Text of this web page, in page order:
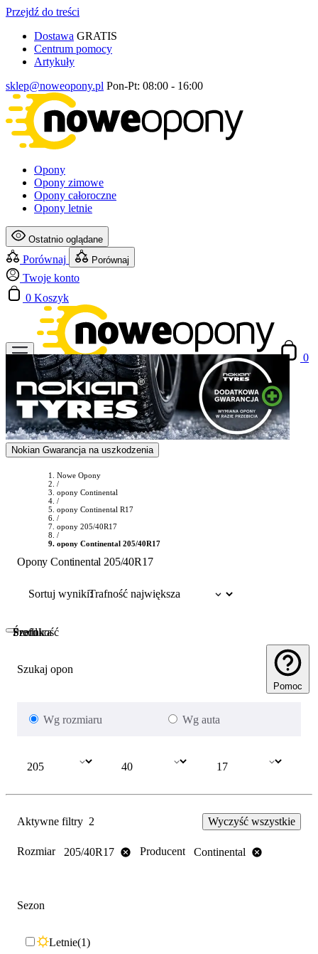
Przejdź do treści
Dostawa GRATIS
Centrum pomocy
Artykuły
sklep@noweopony.pl Pon-Pt: 08:00 - 16:00
Opony
Opony zimowe
Opony całoroczne
Opony letnie
Ostatnio oglądane
Porównaj Porównaj
Twoje konto
0 Koszyk
0
Nokian Gwarancja na uszkodzenia
Nowe Opony
/
opony Continental
/
opony Continental R17
/
opony 205/40R17
/
opony Continental 205/40R17
Opony Continental 205/40R17
Sortuj wyniki:
Szukaj opon
Pomoc
Wg rozmiaru Wg auta
Szerokość
Profil
Średnica
Aktywne filtry 2 Wyczyść wszystkie
Rozmiar 205/40R17 Producent Continental
Sezon
Letnie 1